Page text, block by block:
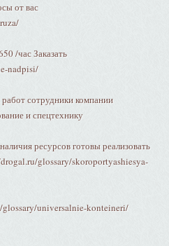
от вас
/час Заказать
nadpisi/
сотрудники компании
и спецтехнику
ресурсов готовы реализовать
glossary/skoroportyashiesya-
glossary/universalnie-konteineri/